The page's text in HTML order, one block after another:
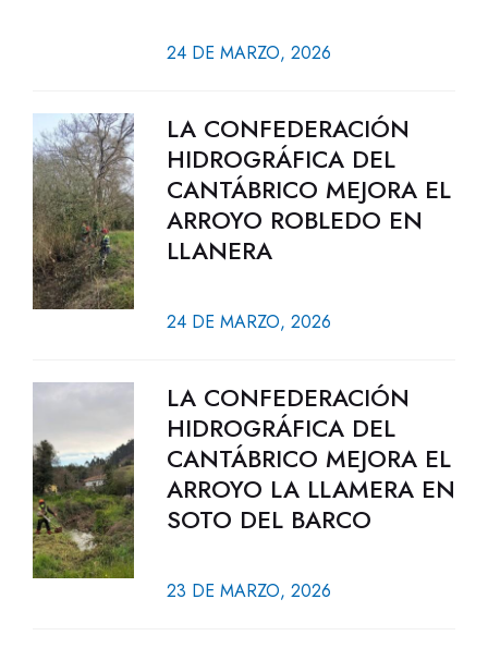
24 DE MARZO, 2026
LA CONFEDERACIÓN
HIDROGRÁFICA DEL
CANTÁBRICO MEJORA EL
ARROYO ROBLEDO EN
LLANERA
24 DE MARZO, 2026
LA CONFEDERACIÓN
HIDROGRÁFICA DEL
CANTÁBRICO MEJORA EL
ARROYO LA LLAMERA EN
SOTO DEL BARCO
23 DE MARZO, 2026